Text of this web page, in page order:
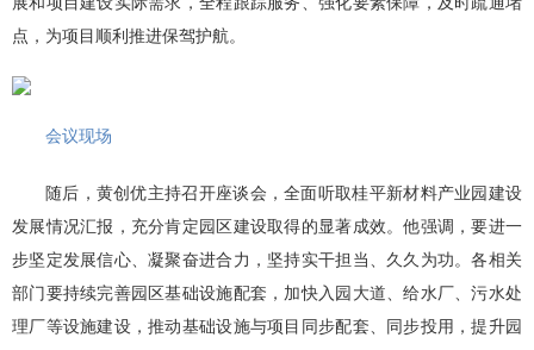
点，为项目顺利推进保驾护航。
会议现场
随后，黄创优主持召开座谈会，全面听取桂平新材料产业园建设
发展情况汇报，充分肯定园区建设取得的显著成效。他强调，要进一
步坚定发展信心、凝聚奋进合力，坚持实干担当、久久为功。各相关
部门要持续完善园区基础设施配套，加快入园大道、给水厂、污水处
理厂等设施建设，推动基础设施与项目同步配套、同步投用，提升园